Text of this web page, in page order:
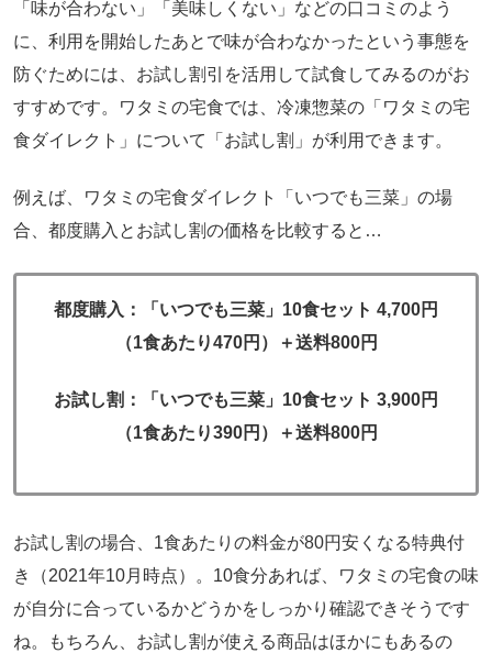
「味が合わない」「美味しくない」などの口コミのよう
に、利用を開始したあとで味が合わなかったという事態を
防ぐためには、お試し割引を活用して試食してみるのがお
すすめです。ワタミの宅食では、冷凍惣菜の「ワタミの宅
食ダイレクト」について「お試し割」が利用できます。
例えば、ワタミの宅食ダイレクト「いつでも三菜」の場
合、都度購入とお試し割の価格を比較すると…
都度購入：「いつでも三菜」10食セット 4,700円
（1食あたり470円）＋送料800円
お試し割：「いつでも三菜」10食セット 3,900円
（1食あたり390円）＋送料800円
お試し割の場合、1食あたりの料金が80円安くなる特典付
き（2021年10月時点）。10食分あれば、ワタミの宅食の味
が自分に合っているかどうかをしっかり確認できそうです
ね。もちろん、お試し割が使える商品はほかにもあるの